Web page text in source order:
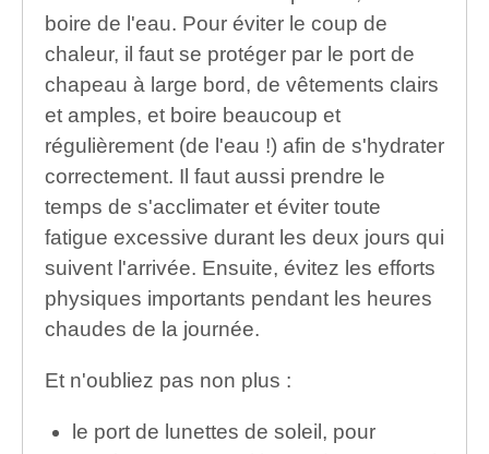
boire de l'eau. Pour éviter le coup de
chaleur, il faut se protéger par le port de
chapeau à large bord, de vêtements clairs
et amples, et boire beaucoup et
régulièrement (de l'eau !) afin de s'hydrater
correctement. Il faut aussi prendre le
temps de s'acclimater et éviter toute
fatigue excessive durant les deux jours qui
suivent l'arrivée. Ensuite, évitez les efforts
physiques importants pendant les heures
chaudes de la journée.
Et n'oubliez pas non plus :
le port de lunettes de soleil, pour